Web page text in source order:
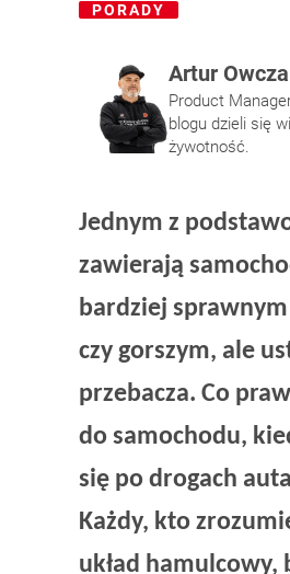
PORADY
Artur
Product
blogu dzieli się
żywotność.
Jednym z
zawierają
bardziej
czy gorszym, ale
przebacza. Co
do samochodu,
się po drogach
Każdy, kto
układ hamulcowy,